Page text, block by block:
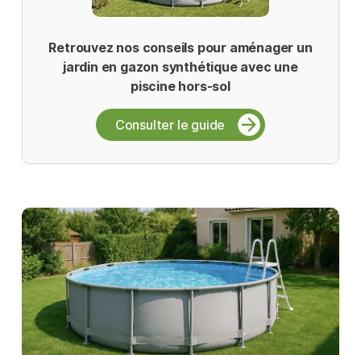
Retrouvez nos conseils pour aménager un
jardin en gazon synthétique avec une
piscine hors-sol
Consulter le guide